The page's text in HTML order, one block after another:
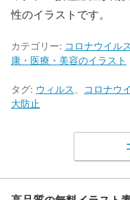
性のイラストです。
カテゴリー: コロナウイル
康・医療・美容のイラスト
タグ: ウィルス コロナウ
大防止